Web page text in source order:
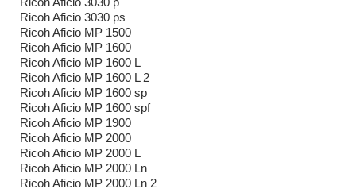
Ricoh Aficio 3030 ps
Ricoh Aficio MP 1500
Ricoh Aficio MP 1600
Ricoh Aficio MP 1600 L
Ricoh Aficio MP 1600 L 2
Ricoh Aficio MP 1600 sp
Ricoh Aficio MP 1600 spf
Ricoh Aficio MP 1900
Ricoh Aficio MP 2000
Ricoh Aficio MP 2000 L
Ricoh Aficio MP 2000 Ln
Ricoh Aficio MP 2000 Ln 2